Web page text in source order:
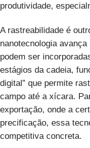
produtividade,
A rastreabilidade é
nanotecnologia
podem ser
estágios da cadeia,
digital” que permite
campo até a xícara.
exportação, onde a
precificação, essa
competitiva concreta.